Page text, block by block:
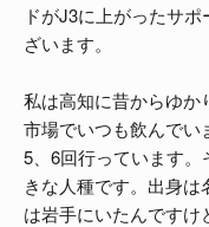
ドがJ3に上がったサ
ざいます。
私は高知に昔からゆか
市場でいつも飲んでい
5、6回行っています
きな人種です。出身
は岩手にいたんですけ